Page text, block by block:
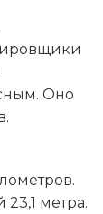
Оно
метра.